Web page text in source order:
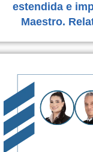
estendida e
Maestro.